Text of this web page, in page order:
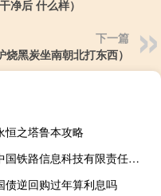
净后 什么样）
下一篇
黑炭坐南朝北打东西）
恒之塔鲁本攻略
中国铁路信息科技有限责任公司
债逆回购过年算利息吗